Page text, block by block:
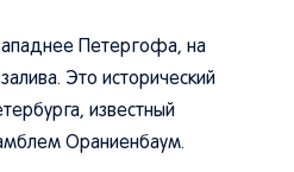
Петергофа, на
Это исторический
известный
Ораниенбаум.